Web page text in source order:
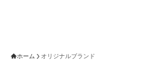
ホーム オリジナルブランド